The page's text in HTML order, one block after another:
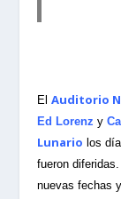
ElAuditorio
Ed Lorenz y
Lunario los
fueron
nuevas fechas